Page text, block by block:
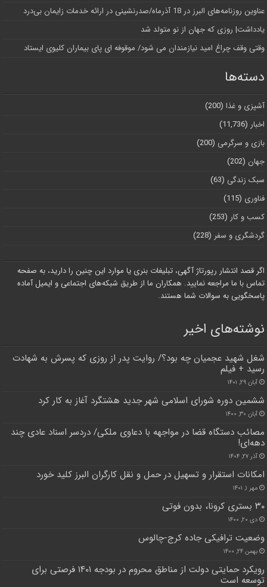
عناوین روزنامه‌های البرز در ‌18 آذرماه/صدرنشینی در ارائه خدمات زایمان بی‌درد
یادداشت| روزی که جهان از نو متولد شد
وقتی وقف چراغ امید نیازمندان می شود/ موقوفه ای پای بیماران کلیوی ایستاد
دسته‌ها
آشپزی و غذا (200)
اخبار (11,736)
بازی و سرگرمی (200)
جهان (202)
سبک زندگی (63)
فناوری (115)
کسب و کار (253)
گردشگری و سفر (228)
اگر قصد انتشار رپورتاژ آگهی، تبلیغات بنری یا موارد این چنین را دارید، به صفحه
تماس با ما مراجعه نمایید. همکاران ما از طریق شبکه‌های اجتماعی و ایمیل آماده
پاسخگویی به سوالات شما هستند.
نوشته‌های اخیر
شغل شهید عجمیان چه بود؟/ روایت پدر از روزی که پسرش به شهادت
رسید + فیلم
آبان ۲۹, ۱۴۰۱
ششمین دوره شورای اسلامی شهر جدید هشتگرد آغاز به کار کرد
آبان ۳۰, ۱۴۰۰
مصائب دستگاه قضا در مواجهه با دعاوی ملکی/ دردسر اسناد عادی چند‌
دهه‌ای!
آذر ۲۷, ۱۴۰۴
امکانات استقرار و تسهیل در حمل و نقل کارگران البرز کلید خورد
مهر ۱, ۱۴۰۱
۳۰ بستری کرونا، بدون فوتی
دی ۲۰, ۱۴۰۰
وضعیت ترافیکی جاده کرج-چالوس
بهمن ۲۴, ۱۴۰۰
رویکرد حمایتی دولت از مناطق محروم در بودجه ۱۴۰۱ فرصتی برای
توسعه است